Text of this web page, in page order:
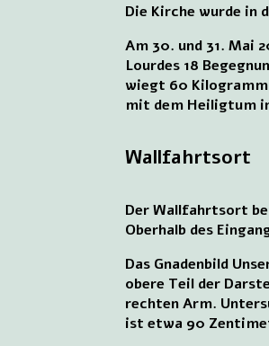
Die Kirche wurde in
Am 30. und 31. Mai
Lourdes 18
wiegt 60
mit dem Heiligtum
Wallfahrtsort
Der Wallfahrtsort
Oberhalb des
Das Gnadenbild
obere Teil der
rechten Arm.
ist etwa 90